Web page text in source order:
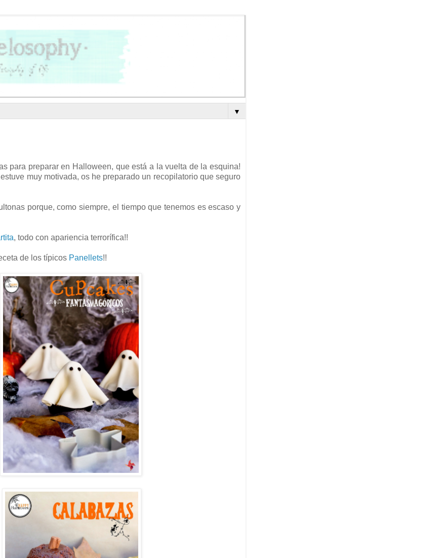
▼
para preparar en Halloween, que está a la vuelta de la esquina!
muy motivada, os he preparado un recopilatorio que seguro
porque, como siempre, el tiempo que tenemos es escaso y
, todo con apariencia terrorífica!!
de los típicos Panellets!!